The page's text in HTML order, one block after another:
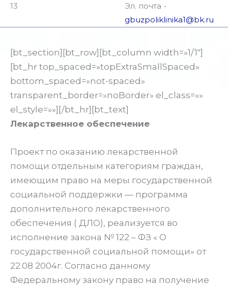
13
Эл. почта -
gbuzpoliklinika1@bk.ru
[bt_section][bt_row][bt_column width=»1/1″]
[bt_hr top_spaced=»topExtraSmallSpaced»
bottom_spaced=»not-spaced»
transparent_border=»noBorder» el_class=»»
el_style=»»][/bt_hr][bt_text]
Лекарственное обеспечение
Проект по оказанию лекарственной
помощи отдельным категориям граждан,
имеющим право на меры государственной
социальной поддержки — программа
дополнительного лекарственного
обеспечения ( ДЛО), реализуется во
исполнение закона № 122 – ФЗ « О
государственной социальной помощи» от
22.08 2004г. Согласно данному
Федеральному закону право на получение